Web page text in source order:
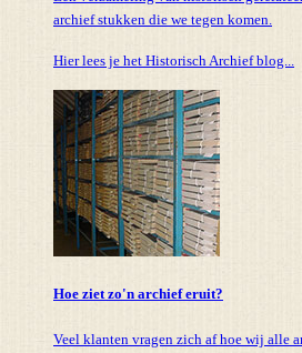
archief stukken die we tegen komen.
Hier lees je het Historisch Archief blog...
Hoe ziet zo'n archief eruit?
Veel klanten vragen zich af hoe wij alle